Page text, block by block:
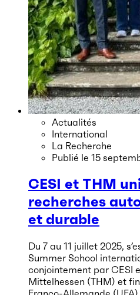
Actualités
International
La Recherche
Publié le 15
CESI et THM
recherches
et durable
Du 7 au 11 juillet 2025,
Summer School
conjointement par CESI
Mittelhessen (THM) et